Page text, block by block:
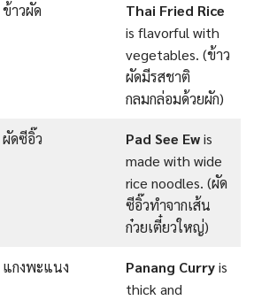
ข้าวผัด
Thai Fried Rice
is flavorful with
vegetables. (ข้าว
ผัดมีรสชาติ
กลมกล่อมด้วยผัก)
ผัดซีอิ๊ว Pad See Ewis
made with wide
rice noodles. (ผัด
ซีอิ๊วทำจากเส้น
ก๋วยเตี๋ยวใหญ่)
แกงพะแนง Panang Curryis
thick and